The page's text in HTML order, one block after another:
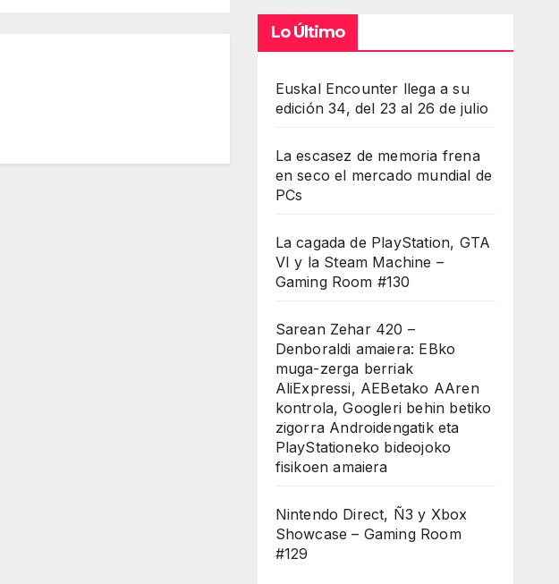
Lo Último
Euskal Encounter llega a su
edición 34, del 23 al 26 de julio
La escasez de memoria frena
en seco el mercado mundial de
PCs
La cagada de PlayStation, GTA
VI y la Steam Machine –
Gaming Room #130
Sarean Zehar 420 –
Denboraldi amaiera: EBko
muga-zerga berriak
AliExpressi, AEBetako AAren
kontrola, Googleri behin betiko
zigorra Androidengatik eta
PlayStationeko bideojoko
fisikoen amaiera
Nintendo Direct, Ñ3 y Xbox
Showcase – Gaming Room
#129